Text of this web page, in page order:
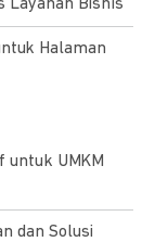
Layanan Bisnis
Halaman
untuk UMKM
dan Solusi